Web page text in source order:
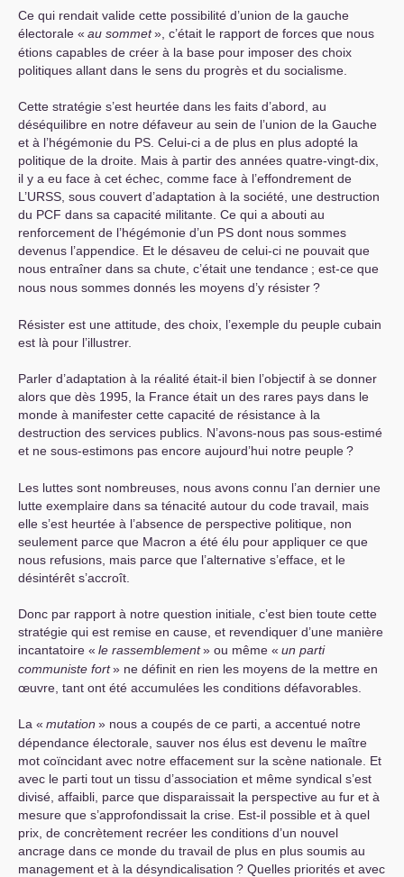
Ce qui rendait valide cette possibilité d’union de la gauche
électorale « au sommet», c’était le rapport de forces que nous
étions capables de créer à la base pour imposer des choix
politiques allant dans le sens du progrès et du socialisme.
Cette stratégie s’est heurtée dans les faits d’abord, au
déséquilibre en notre défaveur au sein de l’union de la Gauche
et à l’hégémonie du PS . Celui-ci a de plus en plus adopté la
politique de la droite. Mais à partir des années quatre-vingt-dix,
il y a eu face à cet échec, comme face à l’effondrement de
L’URSS , sous couvert d’adaptation à la société, une destruction
du PCF dans sa capacité militante. Ce qui a abouti au
renforcement de l’hégémonie d’un PS dont nous sommes
devenus l’appendice. Et le désaveu de celui-ci ne pouvait que
nous entraîner dans sa chute, c’était une tendance ; est-ce que
nous nous sommes donnés les moyens d’y résister?
Résister est une attitude, des choix, l’exemple du peuple cubain
est là pour l’illustrer.
Parler d’adaptation à la réalité était-il bien l’objectif à se donner
alors que dès 1995, la France était un des rares pays dans le
monde à manifester cette capacité de résistance à la
destruction des services publics. N’avons-nous pas sous-estimé
et ne sous-estimons pas encore aujourd’hui notre peuple?
Les luttes sont nombreuses, nous avons connu l’an dernier une
lutte exemplaire dans sa ténacité autour du code travail, mais
elle s’est heurtée à l’absence de perspective politique, non
seulement parce que Macron a été élu pour appliquer ce que
nous refusions, mais parce que l’alternative s’efface, et le
désintérêt s’accroît.
Donc par rapport à notre question initiale, c’est bien toute cette
stratégie qui est remise en cause, et revendiquer d’une manière
incantatoire « le rassemblement» ou même « un parti
communiste fort» ne définit en rien les moyens de la mettre en
œuvre, tant ont été accumulées les conditions défavorables.
La « mutation » nous a coupés de ce parti, a accentué notre
dépendance électorale, sauver nos élus est devenu le maître
mot coïncidant avec notre effacement sur la scène nationale. Et
avec le parti tout un tissu d’association et même syndical s’est
divisé, affaibli, parce que disparaissait la perspective au fur et à
mesure que s’approfondissait la crise. Est-il possible et à quel
prix, de concrètement recréer les conditions d’un nouvel
ancrage dans ce monde du travail de plus en plus soumis au
management et à la désyndicalisation ? Quelles priorités et avec